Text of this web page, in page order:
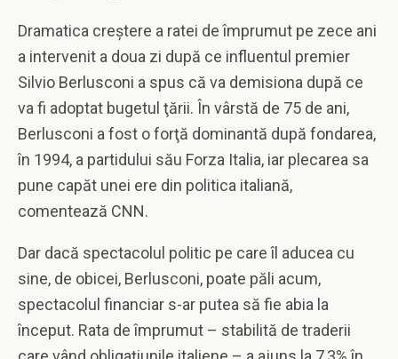
Dramatica creştere a ratei de împrumut pe zece ani
a intervenit a doua zi după ce influentul premier
Silvio Berlusconi a spus că va demisiona după ce
va fi adoptat bugetul ţării. În vârstă de 75 de ani,
Berlusconi a fost o forţă dominantă după fondarea,
în 1994, a partidului său Forza Italia, iar plecarea sa
pune capăt unei ere din politica italiană,
comentează CNN.
Dar dacă spectacolul politic pe care îl aducea cu
sine, de obicei, Berlusconi, poate păli acum,
spectacolul financiar s-ar putea să fie abia la
început. Rata de împrumut – stabilită de traderii